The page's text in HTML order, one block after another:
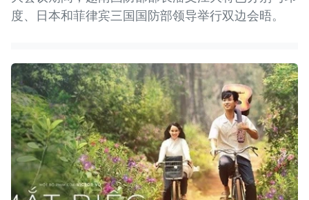
度、日本和菲律宾三国国防部领导举行双边会晤。